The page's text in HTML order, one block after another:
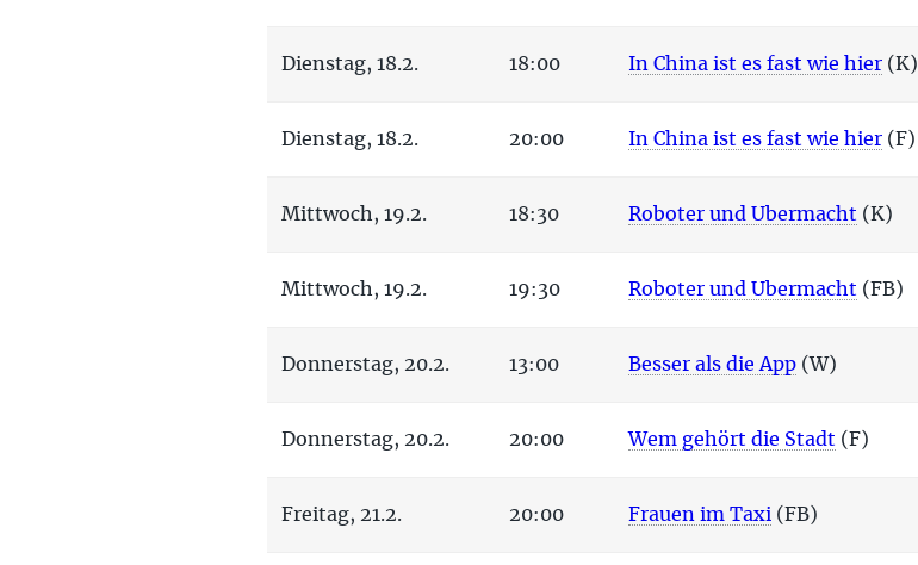
Dienstag, 18.2. 18:00 In China ist es fast wie hier (K)
Dienstag, 18.2. 20:00 In China ist es fast wie hier (F)
Mittwoch, 19.2. 18:30 Roboter und Ubermacht (K)
Mittwoch, 19.2. 19:30 Roboter und Ubermacht (FB)
Donnerstag, 20.2. 13:00 Besser als die App (W)
Donnerstag, 20.2. 20:00 Wem gehört die Stadt (F)
Freitag, 21.2. 20:00 Frauen im Taxi (FB)